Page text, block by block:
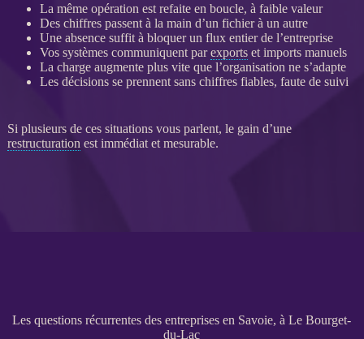
La même opération est refaite en boucle, à faible valeur
Des chiffres passent à la main d’un fichier à un autre
Une absence suffit à bloquer un fluxentier de l’entreprise
Vos systèmes communiquent parexportset imports manuels
La charge augmente plus vite que l’organisation ne s’adapte
Les décisions se prennent sans chiffres fiables, faute de suivi
Si plusieurs de ces situations vous parlent, le gain d’une
restructuration est immédiat et mesurable.
Les questions récurrentes des entreprises en Savoie, à Le Bourget-
du-Lac